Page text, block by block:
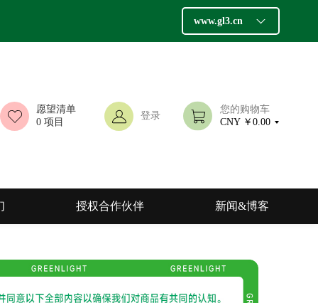
www.gl3.cn
愿望清单
0 项目
登录
您的购物车
CNY ￥0.00
授权合作伙伴 新闻&博客